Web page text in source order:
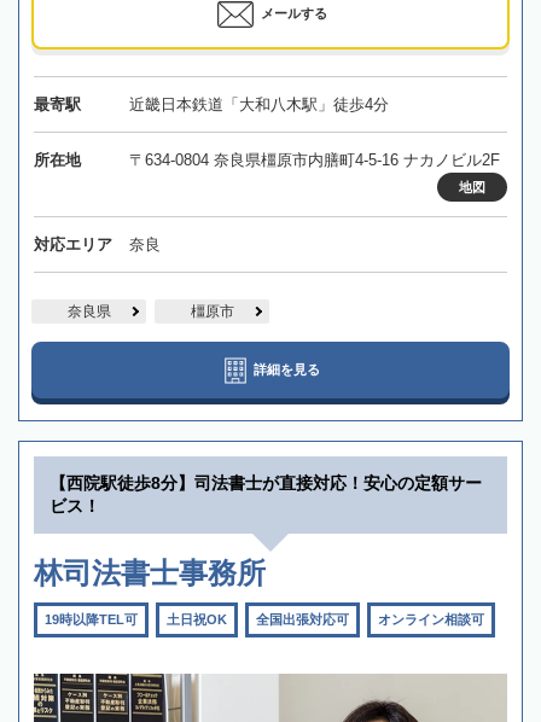
メールする
最寄駅 近畿日本鉄道「大和八木駅」徒歩4分
所在地 〒634-0804 奈良県橿原市内膳町4-5-16 ナカノビル2F
地図
対応エリア 奈良
奈良県 橿原市
詳細を見る
【西院駅徒歩8分】司法書士が直接対応！安心の定額サー
ビス！
林司法書士事務所
19時以降TEL可 土日祝OK 全国出張対応可 オンライン相談可